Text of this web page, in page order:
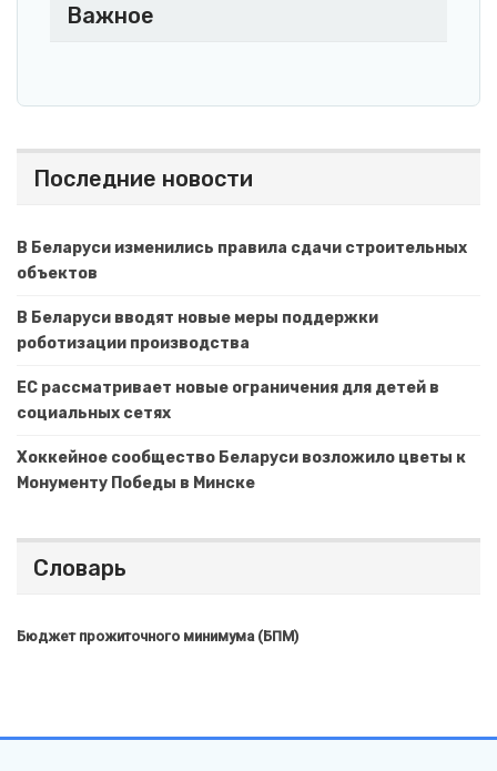
Важное
Последние новости
В Беларуси изменились правила сдачи строительных
объектов
В Беларуси вводят новые меры поддержки
роботизации производства
ЕС рассматривает новые ограничения для детей в
социальных сетях
Хоккейное сообщество Беларуси возложило цветы к
Монументу Победы в Минске
Словарь
Бюджет прожиточного минимума (БПМ)